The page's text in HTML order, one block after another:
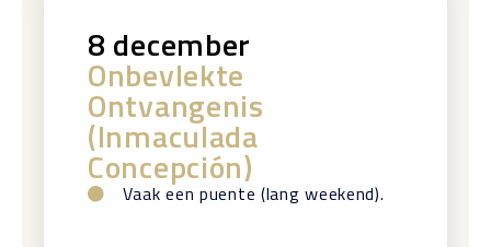
8 december
Onbevlekte
Ontvangenis
(Inmaculada
Concepción)
Vaak een puente (lang weekend).